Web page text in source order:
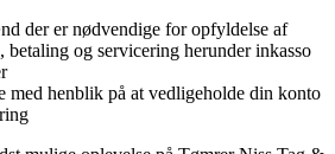
der er nødvendige for opfyldelse af
betaling og servicering herunder inkasso
med henblik på at vedligeholde din konto